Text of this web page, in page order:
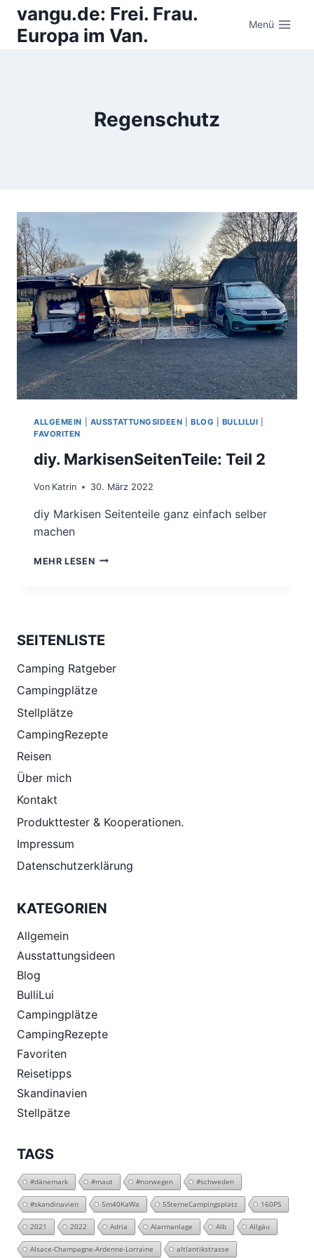
Zum
Inhalt
springen
vangu.de: Frei. Frau.
Europa im Van.
Menü
Regenschutz
ALLGEMEIN AUSSTATTUNGSIDEEN BLOG BULLILUI
FAVORITEN
diy. MarkisenSeitenTeile: Teil 2
Von Katrin 30. März 2022
diy Markisen Seitenteile ganz einfach selber
machen
MEHR LESENDIY.
SEITENLISTE
Camping Ratgeber
Campingplätze
Stellplätze
CampingRezepte
Reisen
Über mich
Kontakt
Produkttester & Kooperationen.
Impressum
Datenschutzerklärung
KATEGORIEN
Allgemein
Ausstattungsideen
Blog
BulliLui
Campingplätze
CampingRezepte
Favoriten
Reisetipps
Skandinavien
Stellpätze
TAGS
#dänemark #maut #norwegen #schweden
#skandinavien 5m40KaWa 5SterneCampingsplatz 160PS
2021 2022 Adria Alarmanlage Alb Allgäu
Alsace-Champagne-Ardenne-Lorraine altlantikstrasse